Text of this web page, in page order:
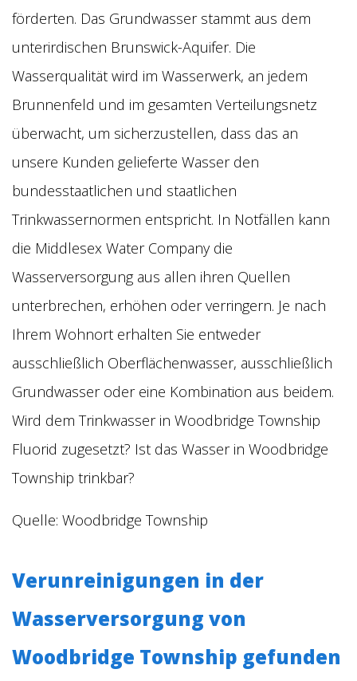
förderten. Das Grundwasser stammt aus dem
unterirdischen Brunswick-Aquifer. Die
Wasserqualität wird im Wasserwerk, an jedem
Brunnenfeld und im gesamten Verteilungsnetz
überwacht, um sicherzustellen, dass das an
unsere Kunden gelieferte Wasser den
bundesstaatlichen und staatlichen
Trinkwassernormen entspricht. In Notfällen kann
die Middlesex Water Company die
Wasserversorgung aus allen ihren Quellen
unterbrechen, erhöhen oder verringern. Je nach
Ihrem Wohnort erhalten Sie entweder
ausschließlich Oberflächenwasser, ausschließlich
Grundwasser oder eine Kombination aus beidem.
Wird dem Trinkwasser in Woodbridge Township
Fluorid zugesetzt? Ist das Wasser in Woodbridge
Township trinkbar?
Quelle: Woodbridge Township
Verunreinigungen in der
Wasserversorgung von
Woodbridge Township gefunden